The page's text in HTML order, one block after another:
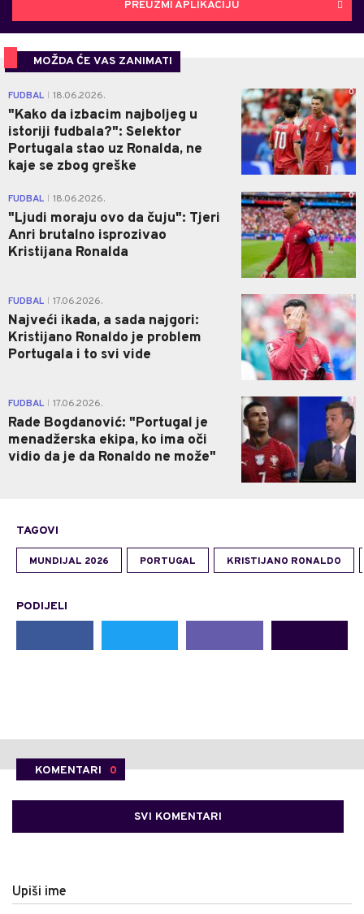
PREUZMI APLIKACIJU
MOŽDA ĆE VAS ZANIMATI
FUDBAL 18.06.2026.
"Kako da izbacim najboljeg u
istoriji fudbala?": Selektor
Portugala stao uz Ronalda, ne
kaje se zbog greške
0
FUDBAL 18.06.2026.
"Ljudi moraju ovo da čuju": Tjeri
Anri brutalno isprozivao
Kristijana Ronalda
0
FUDBAL 17.06.2026.
Najveći ikada, a sada najgori:
Kristijano Ronaldo je problem
Portugala i to svi vide
1
FUDBAL 17.06.2026.
Rade Bogdanović: "Portugal je
menadžerska ekipa, ko ima oči
vidio da je da Ronaldo ne može"
1
TAGOVI
MUNDIJAL 2026 PORTUGAL KRISTIJANO RONALDO
PODIJELI
KOMENTARI 0
SVI KOMENTARI
Upiši ime